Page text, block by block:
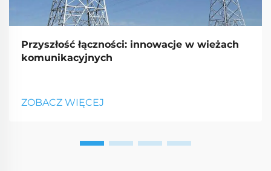
Przyszłość łączności: innowacje w wieżach
komunikacyjnych
ZOBACZ WIĘCEJ